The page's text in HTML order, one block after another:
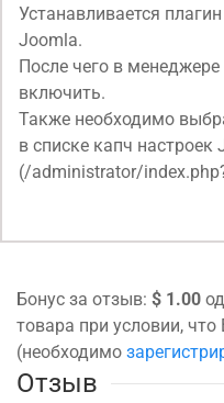
Устанавливается
Joomla.
После чего в
включить.
Также необходимо
в списке капч настроек
(/administrator/
Бонус за отзыв: $ 1.00
товара при условии,
(необходимо
Отзыв